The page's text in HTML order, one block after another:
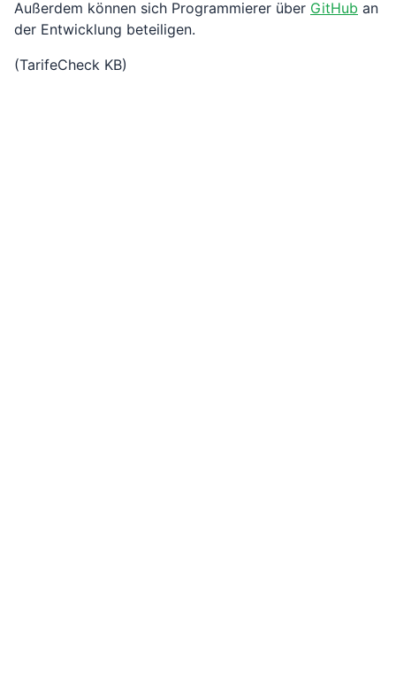
Außerdem können sich Programmierer über GitHub an
der Entwicklung beteiligen.
(TarifeCheck KB)